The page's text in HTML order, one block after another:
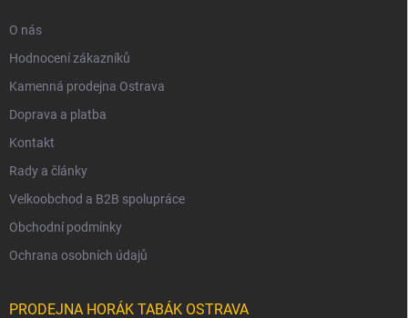
O nás
Hodnocení zákazníků
Kamenná prodejna Ostrava
Doprava a platba
Kontakt
Rady a články
Velkoobchod a B2B spolupráce
Obchodní podmínky
Ochrana osobních údajů
PRODEJNA HORÁK TABÁK OSTRAVA